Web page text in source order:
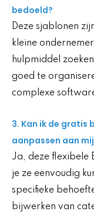
bedoeld?
Deze sjablonen
kleine
hulpmiddel
goed te
complexe
3. Kan ik de gratis
aanpassen aan
Ja, deze flexibele
je ze eenvoudig
specifieke
bijwerken van